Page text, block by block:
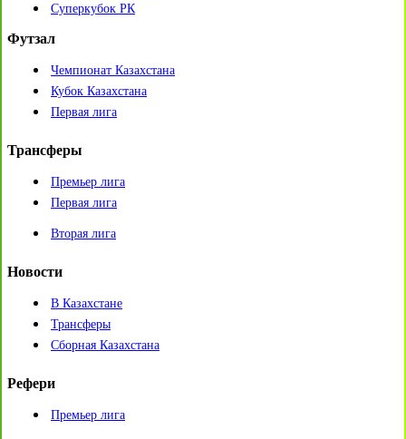
Суперкубок РК
Футзал
Чемпионат Казахстана
Кубок Казахстана
Первая лига
Трансферы
Премьер лига
Первая лига
Вторая лига
Новости
В Казахстане
Трансферы
Сборная Казахстана
Рефери
Премьер лига